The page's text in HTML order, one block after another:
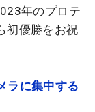
年のプロテ
初優勝をお祝
ラに集中する